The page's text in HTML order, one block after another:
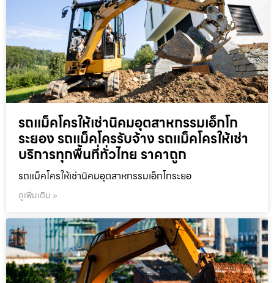
รถแม็คโครให้เช่านิคมอุตสาหกรรมเอ็กโก
ระยอง รถแม็คโครรับจ้าง รถแม็คโครให้เช่า
บริการทุกพื้นที่ทั่วไทย ราคาถูก
รถแม็คโครให้เช่านิคมอุตสาหกรรมเอ็กโกระยอ
ดูเพิ่มเติม »